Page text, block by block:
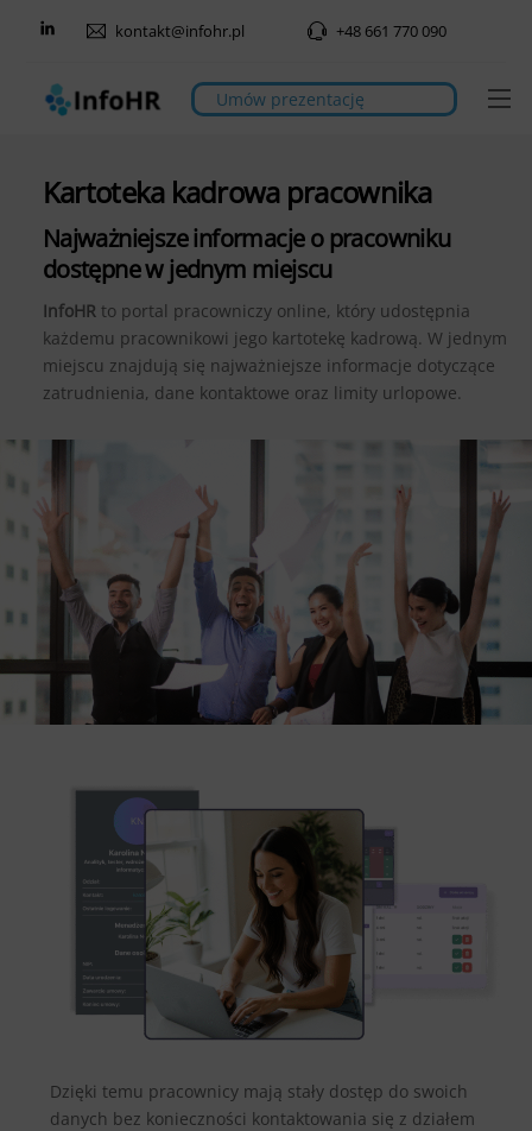
kontakt@infohr.pl +48 661 770 090
Umów prezentację
Kartoteka kadrowa pracownika
Najważniejsze informacje o pracowniku
dostępne w jednym miejscu
InfoHRto portal pracowniczy online, który udostępnia
każdemu pracownikowi jego kartotekę kadrową. W jednym
miejscu znajdują się najważniejsze informacje dotyczące
zatrudnienia, dane kontaktowe oraz limity urlopowe.
Dzięki temu pracownicy mają stały dostęp do swoich
danych bez konieczności kontaktowania się z działem